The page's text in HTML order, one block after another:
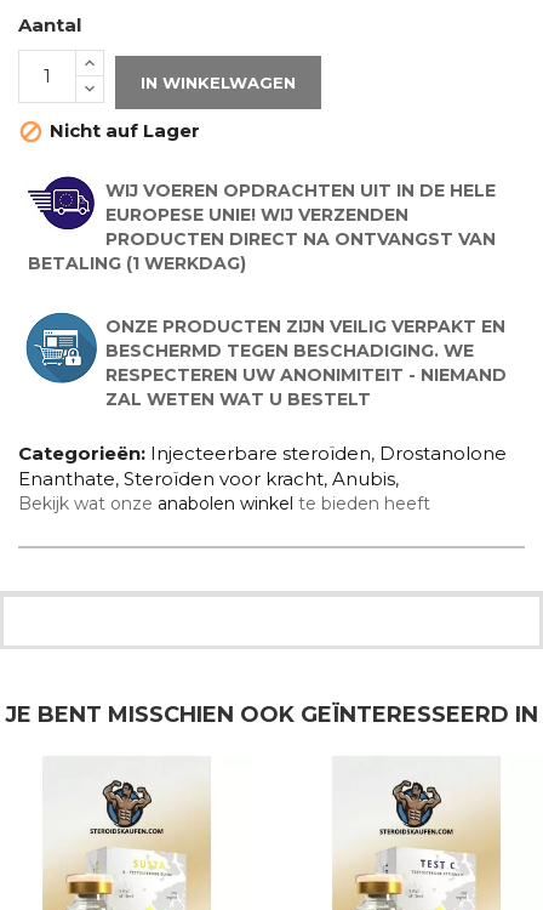
Aantal
IN WINKELWAGEN
 Nicht auf Lager
WIJ VOEREN OPDRACHTEN UIT IN DE HELE
EUROPESE UNIE! WIJ VERZENDEN
PRODUCTEN DIRECT NA ONTVANGST VAN
BETALING (1 WERKDAG)
ONZE PRODUCTEN ZIJN VEILIG VERPAKT EN
BESCHERMD TEGEN BESCHADIGING. WE
RESPECTEREN UW ANONIMITEIT - NIEMAND
ZAL WETEN WAT U BESTELT
Categorieën: Injecteerbare steroïden, Drostanolone
Enanthate, Steroïden voor kracht, Anubis,
Bekijk wat onze anabolen winkel te bieden heeft
JE BENT MISSCHIEN OOK GEÏNTERESSEERD IN